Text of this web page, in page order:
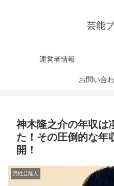
芸能
運営者情報
お問い合
神木隆之介の年収は
た！その圧倒的な年
開！
男性芸能人